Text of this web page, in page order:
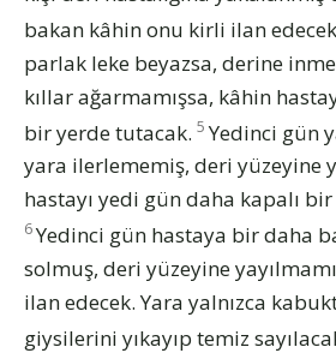
bakan kâhin onu kirli ilan
parlak leke beyazsa, derine
kıllar ağarmamışsa, kâhin
bir yerde tutacak. 5 Yedinci gün
yara ilerlememiş, deri yüzeyine
hastayı yedi gün daha kapalı
6Yedinci gün hastaya bir daha
solmuş, deri yüzeyine
ilan edecek. Yara yalnızca
giysilerini yıkayıp temiz